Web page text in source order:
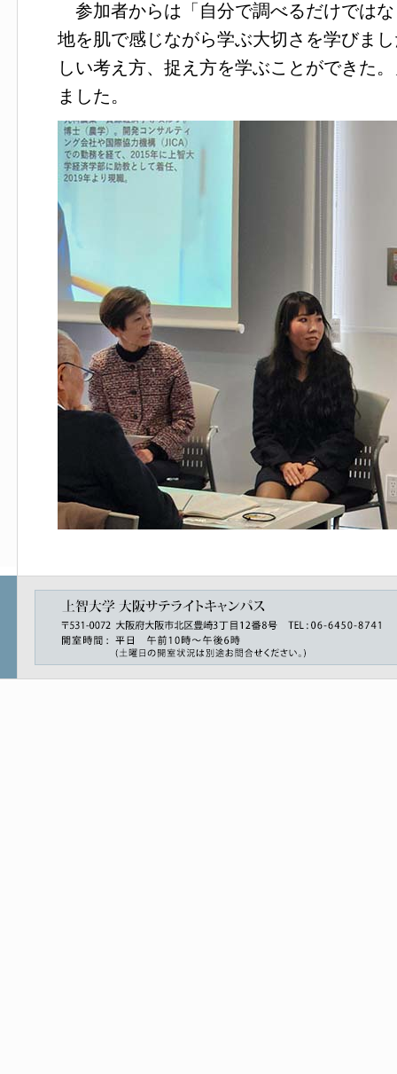
参加者からは「自分で調べるだけでは
地を肌で感じながら学ぶ大切さを学びま
しい考え方、捉え方を学ぶことができた
ました。